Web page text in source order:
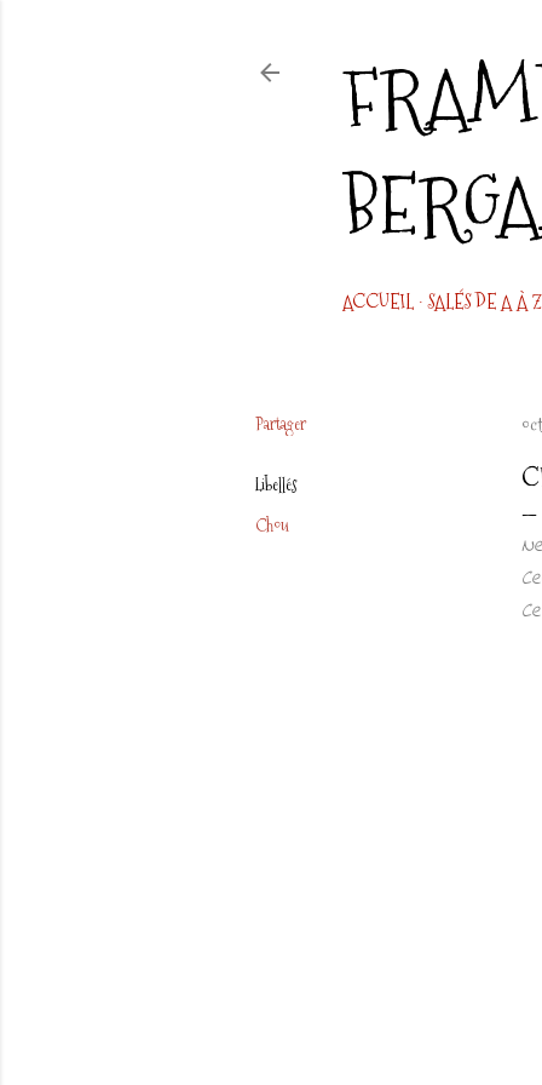
ACCUEIL SALÉS DE A À Z
Partager
Libellés
Chou